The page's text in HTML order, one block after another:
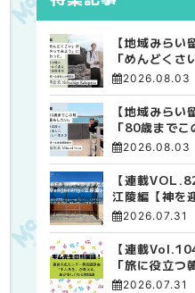
【地域みらい
「めんどくさ
よう」に変わ
自由な高校生
2026.08.03
【地域みらい
「80歳まで
い」 標津高校
2026.08.03
【連載
江陵編【神を
時間 ― 江陵端
2026.07.31
【連載
「旅に役立つ
尾について そ
2026.07.31